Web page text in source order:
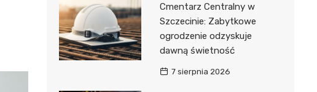
Cmentarz Centralny w
Szczecinie: Zabytkowe
ogrodzenie odzyskuje
dawną świetność
7 sierpnia 2026